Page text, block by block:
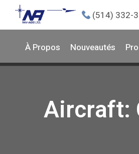
(514) 332-
À Propos Nouveautés
Aircraft: